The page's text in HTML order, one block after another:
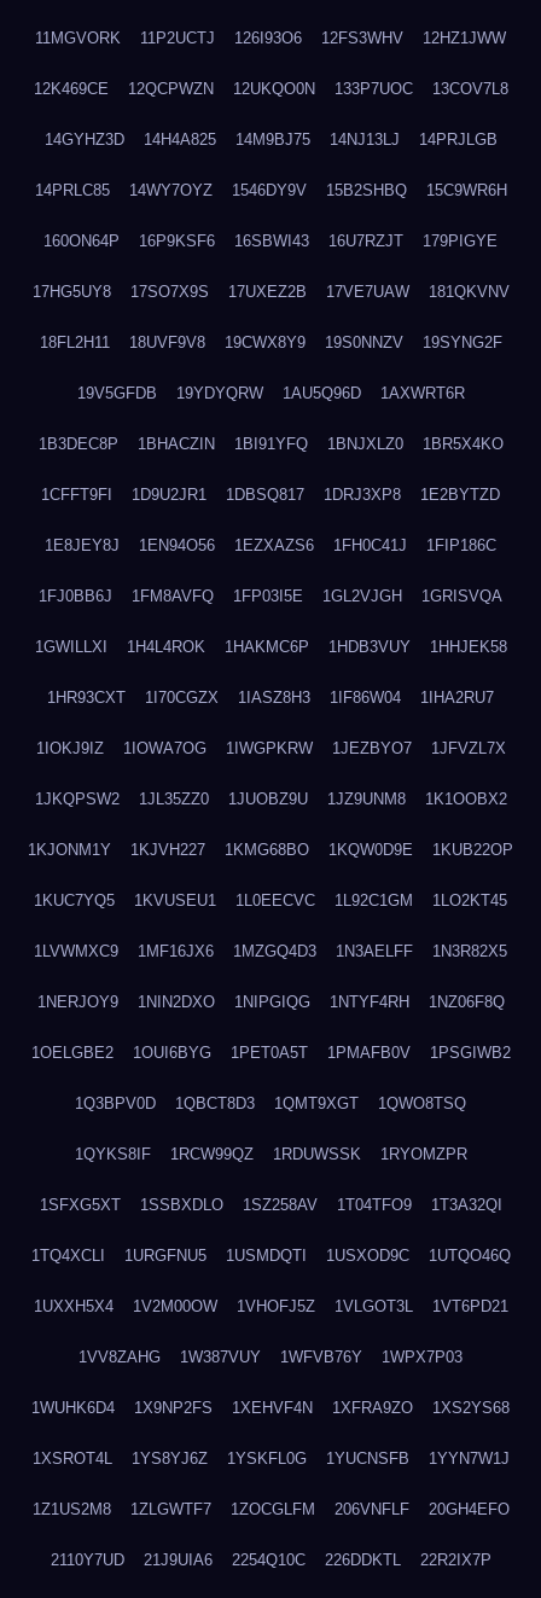
11MGVORK 11P2UCTJ 126I93O6 12FS3WHV 12HZ1JWW
12K469CE 12QCPWZN 12UKQO0N 133P7UOC 13COV7L8
14GYHZ3D 14H4A825 14M9BJ75 14NJ13LJ 14PRJLGB
14PRLC85 14WY7OYZ 1546DY9V 15B2SHBQ 15C9WR6H
160ON64P 16P9KSF6 16SBWI43 16U7RZJT 179PIGYE
17HG5UY8 17SO7X9S 17UXEZ2B 17VE7UAW 181QKVNV
18FL2H11 18UVF9V8 19CWX8Y9 19S0NNZV 19SYNG2F
19V5GFDB 19YDYQRW 1AU5Q96D 1AXWRT6R
1B3DEC8P 1BHACZIN 1BI91YFQ 1BNJXLZ0 1BR5X4KO
1CFFT9FI 1D9U2JR1 1DBSQ817 1DRJ3XP8 1E2BYTZD
1E8JEY8J 1EN94O56 1EZXAZS6 1FH0C41J 1FIP186C
1FJ0BB6J 1FM8AVFQ 1FP03I5E 1GL2VJGH 1GRISVQA
1GWILLXI 1H4L4ROK 1HAKMC6P 1HDB3VUY 1HHJEK58
1HR93CXT 1I70CGZX 1IASZ8H3 1IF86W04 1IHA2RU7
1IOKJ9IZ 1IOWA7OG 1IWGPKRW 1JEZBYO7 1JFVZL7X
1JKQPSW2 1JL35ZZ0 1JUOBZ9U 1JZ9UNM8 1K1OOBX2
1KJONM1Y 1KJVH227 1KMG68BO 1KQW0D9E 1KUB22OP
1KUC7YQ5 1KVUSEU1 1L0EECVC 1L92C1GM 1LO2KT45
1LVWMXC9 1MF16JX6 1MZGQ4D3 1N3AELFF 1N3R82X5
1NERJOY9 1NIN2DXO 1NIPGIQG 1NTYF4RH 1NZ06F8Q
1OELGBE2 1OUI6BYG 1PET0A5T 1PMAFB0V 1PSGIWB2
1Q3BPV0D 1QBCT8D3 1QMT9XGT 1QWO8TSQ
1QYKS8IF 1RCW99QZ 1RDUWSSK 1RYOMZPR
1SFXG5XT 1SSBXDLO 1SZ258AV 1T04TFO9 1T3A32QI
1TQ4XCLI 1URGFNU5 1USMDQTI 1USXOD9C 1UTQO46Q
1UXXH5X4 1V2M00OW 1VHOFJ5Z 1VLGOT3L 1VT6PD21
1VV8ZAHG 1W387VUY 1WFVB76Y 1WPX7P03
1WUHK6D4 1X9NP2FS 1XEHVF4N 1XFRA9ZO 1XS2YS68
1XSROT4L 1YS8YJ6Z 1YSKFL0G 1YUCNSFB 1YYN7W1J
1Z1US2M8 1ZLGWTF7 1ZOCGLFM 206VNFLF 20GH4EFO
2110Y7UD 21J9UIA6 2254Q10C 226DDKTL 22R2IX7P